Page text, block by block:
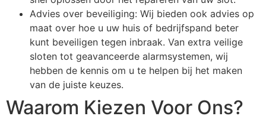
Advies over beveiliging: Wij bieden ook advies op
maat over hoe u uw huis of bedrijfspand beter
kunt beveiligen tegen inbraak. Van extra veilige
sloten tot geavanceerde alarmsystemen, wij
hebben de kennis om u te helpen bij het maken
van de juiste keuzes.
Waarom Kiezen Voor Ons?